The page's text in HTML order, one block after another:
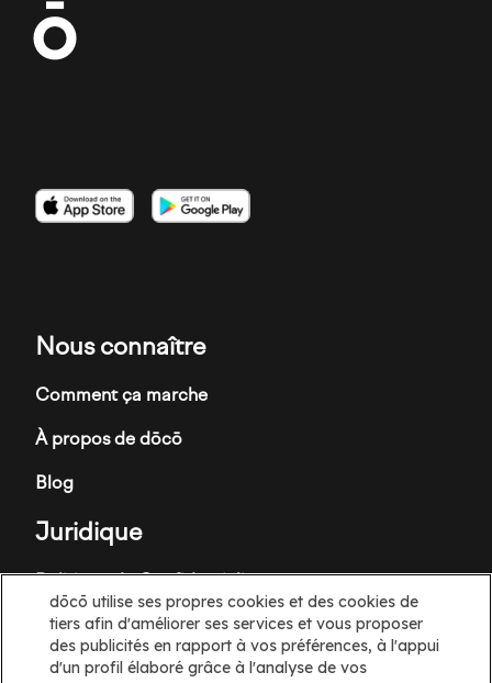
Imagen
Imagen Imagen
Nous connaître
Comment ça marche
À propos de dōcō
Blog
Juridique
Politique de Confidentialité
Conditions Generales
Politique en matière de cookies
dōcō utilise ses propres cookies et des cookies de
tiers afin d'améliorer ses services et vous proposer
des publicités en rapport à vos préférences, à l'appui
d'un profil élaboré grâce à l'analyse de vos